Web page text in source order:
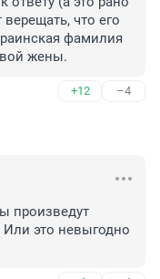
что его
фамилия
жены.
+12 –4
произведут
Или это невыгодно